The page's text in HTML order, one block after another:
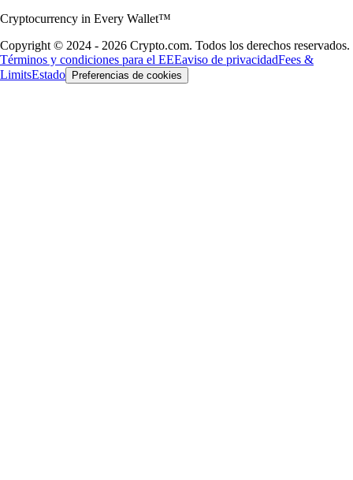
Cryptocurrency in Every Wallet™
Copyright © 2024 - 2026 Crypto.com. Todos los derechos reservados.
Términos y condiciones para el EEEaviso de privacidadFees &
LimitsEstado Preferencias de cookies